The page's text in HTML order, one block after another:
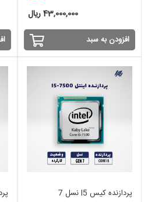
43,000,000 ریال
افزودن به سبد
پردازنده کیس I5 نسل 7